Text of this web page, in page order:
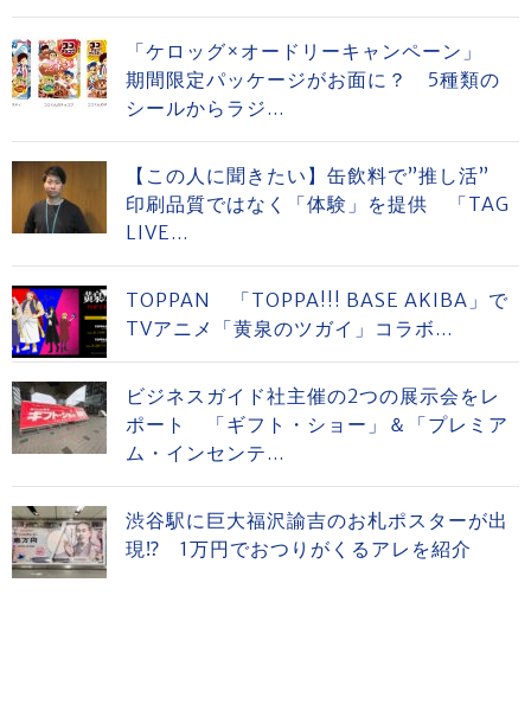
「ケロッグ×オードリーキャンペーン」
期間限定パッケージがお面に？ 5種類の
シールからラジ...
【この人に聞きたい】缶飲料で”推し活”
印刷品質ではなく「体験」を提供 「TAG
LIVE...
TOPPAN 「TOPPA!!! BASE AKIBA」で
TVアニメ「黄泉のツガイ」コラボ...
ビジネスガイド社主催の2つの展示会をレ
ポート 「ギフト・ショー」＆「プレミア
ム・インセンテ...
渋谷駅に巨大福沢諭吉のお札ポスターが出
現⁉ 1万円でおつりがくるアレを紹介